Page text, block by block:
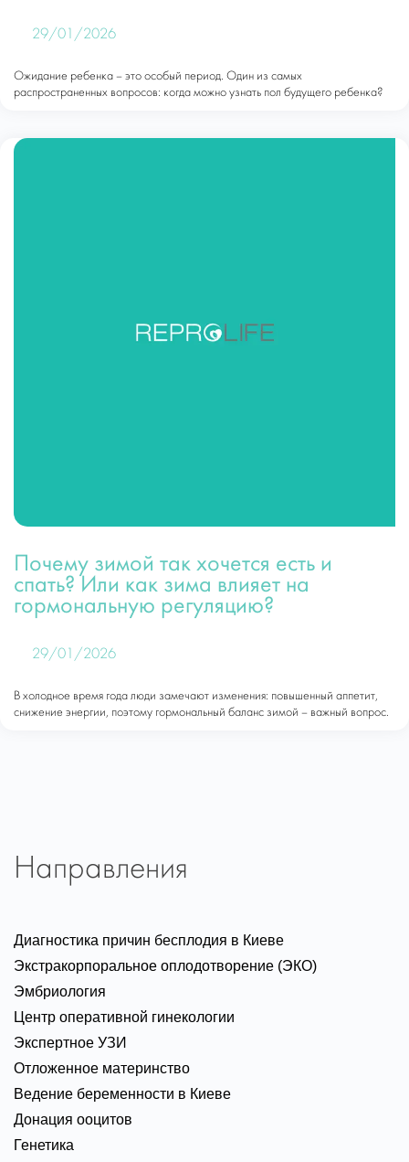
29/01/2026
Ожидание ребенка – это особый период. Один из самых
распространенных вопросов: когда можно узнать пол будущего ребенка?
Почему зимой так хочется есть и
спать? Или как зима влияет на
гормональную регуляцию?
29/01/2026
В холодное время года люди замечают изменения: повышенный аппетит,
снижение энергии, поэтому гормональный баланс зимой – важный вопрос.
Направления
Диагностика причин бесплодия в Киеве
Экстракорпоральное оплодотворение (ЭКО)
Эмбриология
Центр оперативной гинекологии
Экспертное УЗИ
Отложенное материнство
Ведение беременности в Киеве
Донация ооцитов
Генетика